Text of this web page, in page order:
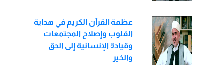
عظمة القرآن الكريم في هداية
القلوب وإصلاح المجتمعات
وقيادة الإنسانية إلى الحق
والخير